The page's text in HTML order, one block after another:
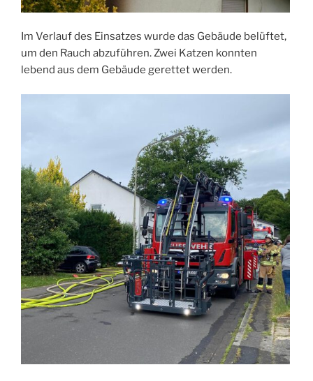
Im Verlauf des Einsatzes wurde das Gebäude belüftet,
um den Rauch abzuführen. Zwei Katzen konnten
lebend aus dem Gebäude gerettet werden.